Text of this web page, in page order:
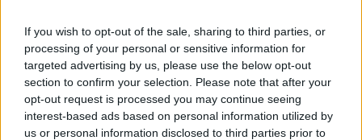
If you wish to opt-out of the sale, sharing to third parties, or
processing of your personal or sensitive information for
targeted advertising by us, please use the below opt-out
section to confirm your selection. Please note that after your
opt-out request is processed you may continue seeing
interest-based ads based on personal information utilized by
us or personal information disclosed to third parties prior to